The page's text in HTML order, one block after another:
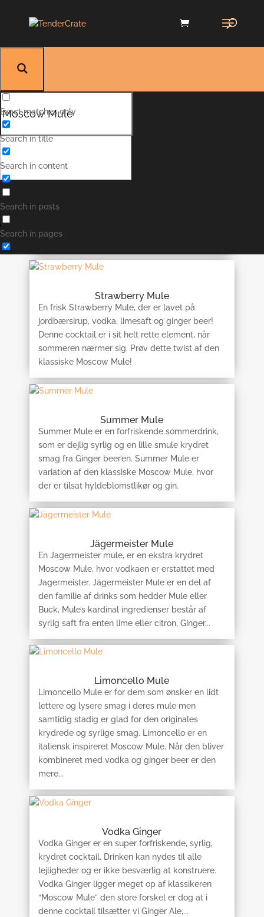
Exact matches only
Search in title
Search in content
Search in posts
Search in pages
Moscow Mule er en super simpel syrlig, krydret
vodka er hovedingrediensen i cocktailen og
hvor Moskva (eller Moscow på engelsk) er...
Strawberry Mule
En frisk Strawberry Mule, der er lavet på
jordbærsirup, vodka, limesaft og ginger beer!
Denne cocktail er i sit helt rette element, når
sommeren nærmer sig. Prøv dette twist af den
klassiske Moscow Mule!
Summer Mule
Summer Mule er en forfriskende sommerdrink,
som er dejlig syrlig og en lille smule krydret
smag fra Ginger beer’en. Summer Mule er
variation af den klassiske Moscow Mule, hvor
der er tilsat hyldeblomstlikør og gin.
Jägermeister Mule
En Jagermeister mule, er en ekstra krydret
Moscow Mule, hvor vodkaen er erstattet med
Jagermeister. Jägermeister Mule er en del af
den familie af drinks som hedder Mule eller
Buck, Mule’s kardinal ingredienser består af
syrlig saft fra enten lime eller citron, Ginger...
Limoncello Mule
Limoncello Mule er for dem som ønsker en lidt
lettere og lysere smag i deres mule men
samtidig stadig er glad for den originales
krydrede og syrlige smag. Limoncello er en
italiensk inspireret Moscow Mule. Når den bliver
kombineret med vodka og ginger beer er den
mere...
Vodka Ginger
Vodka Ginger er en super forfriskende, syrlig,
krydret cocktail. Drinken kan nydes til alle
lejligheder og er ikke besværlig at konstruere.
Vodka Ginger ligger meget op af klassikeren
“Moscow Mule” den store forskel er dog at i
denne cocktail tilsætter vi Ginger Ale,...